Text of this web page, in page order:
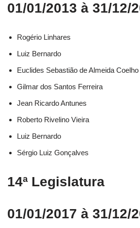
01/01/2013 à 31/12/
Rogério Linhares​
Luiz Bernardo​
Euclides Sebastião de Almeida Coelho​
Gilmar dos Santos Ferreira​
Jean Ricardo Antunes​
Roberto Rivelino Vieira​
Luiz Bernardo​
Sérgio Luiz Gonçalves​
14ª Legislatura
01/01/2017 à 31/12/